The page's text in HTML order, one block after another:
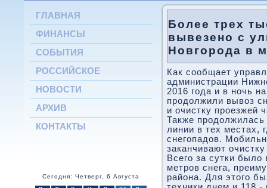
ГЛАВНАЯ
ФИНАНСЫ
СОБЫТИЯ
РОССИЙСКОЕ
НОВОСТИ
АРХИВ
КОНТАКТЫ
Сегодня: Четверг, 6 Августа
Более трех
вывезено с
Новгорода в
Как сообщает
администрации
2016 года и в ночь
продолжили вывоз
и очистку проезжей
Также продолжилась
линии в тех местах,
снегопадов.
заканчивают
Всего за сутки было
метров снега,
района. Для этого